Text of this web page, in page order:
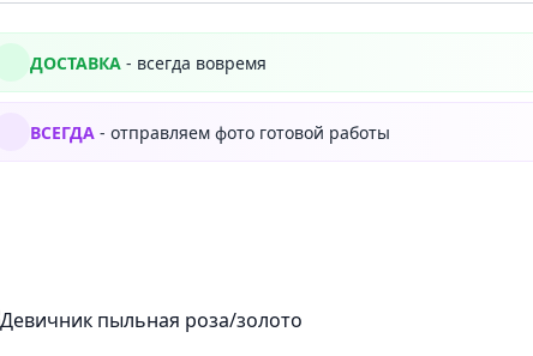
ДОСТАВКА - всегда вовремя
ВСЕГДА - отправляем фото готовой работы